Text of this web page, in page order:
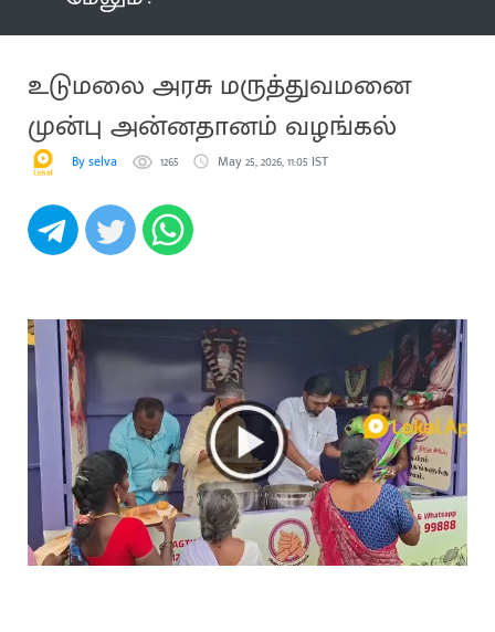
உடுமலை அரசு மருத்துவமனை
முன்பு அன்னதானம் வழங்கல்
By selva 1265 May 25, 2026, 11:05 IST